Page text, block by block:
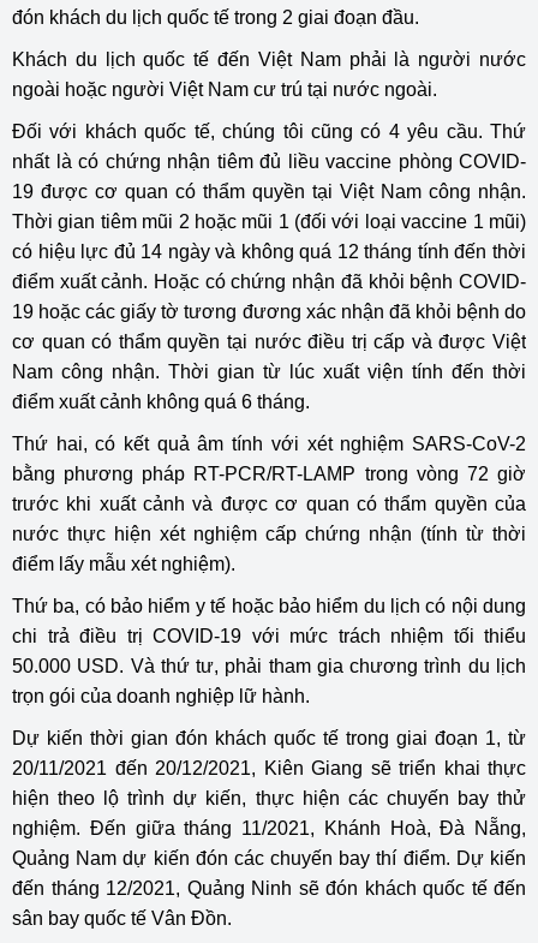
đón khách du lịch quốc tế trong 2 giai đoạn đầu.
Khách du lịch quốc tế đến Việt Nam phải là người nước
ngoài hoặc người Việt Nam cư trú tại nước ngoài.
Đối với khách quốc tế, chúng tôi cũng có 4 yêu cầu. Thứ
nhất là có chứng nhận tiêm đủ liều vaccine phòng COVID-
19 được cơ quan có thẩm quyền tại Việt Nam công nhận.
Thời gian tiêm mũi 2 hoặc mũi 1 (đối với loại vaccine 1 mũi)
có hiệu lực đủ 14 ngày và không quá 12 tháng tính đến thời
điểm xuất cảnh. Hoặc có chứng nhận đã khỏi bệnh COVID-
19 hoặc các giấy tờ tương đương xác nhận đã khỏi bệnh do
cơ quan có thẩm quyền tại nước điều trị cấp và được Việt
Nam công nhận. Thời gian từ lúc xuất viện tính đến thời
điểm xuất cảnh không quá 6 tháng.
Thứ hai, có kết quả âm tính với xét nghiệm SARS-CoV-2
bằng phương pháp RT-PCR/RT-LAMP trong vòng 72 giờ
trước khi xuất cảnh và được cơ quan có thẩm quyền của
nước thực hiện xét nghiệm cấp chứng nhận (tính từ thời
điểm lấy mẫu xét nghiệm).
Thứ ba, có bảo hiểm y tế hoặc bảo hiểm du lịch có nội dung
chi trả điều trị COVID-19 với mức trách nhiệm tối thiểu
50.000 USD. Và thứ tư, phải tham gia chương trình du lịch
trọn gói của doanh nghiệp lữ hành.
Dự kiến thời gian đón khách quốc tế trong giai đoạn 1, từ
20/11/2021 đến 20/12/2021, Kiên Giang sẽ triển khai thực
hiện theo lộ trình dự kiến, thực hiện các chuyến bay thử
nghiệm. Đến giữa tháng 11/2021, Khánh Hoà, Đà Nẵng,
Quảng Nam dự kiến đón các chuyến bay thí điểm. Dự kiến
đến tháng 12/2021, Quảng Ninh sẽ đón khách quốc tế đến
sân bay quốc tế Vân Đồn.